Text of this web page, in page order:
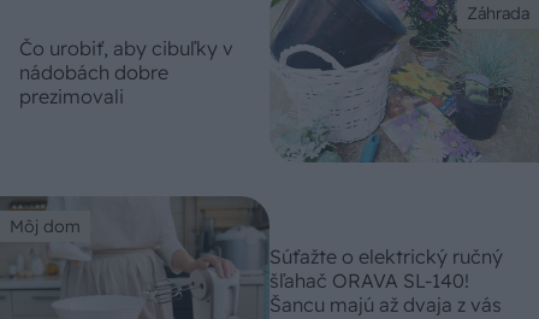
Záhrada
Čo urobiť, aby cibuľky v
nádobách dobre
prezimovali
Môj dom
Súťažte o elektrický ručný
šľahač ORAVA SL-140!
Šancu majú až dvaja z vás